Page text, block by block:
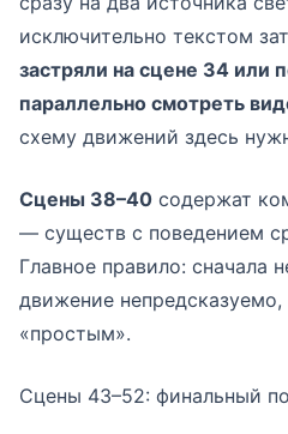
исключительно текстом
застряли на сцене 34 или
параллельно смотреть
схему движений здесь
Сцены 38–40 содержат
— существ с поведением
Главное правило: сначала
движение
«простым».
Сцены 43–52: финальный